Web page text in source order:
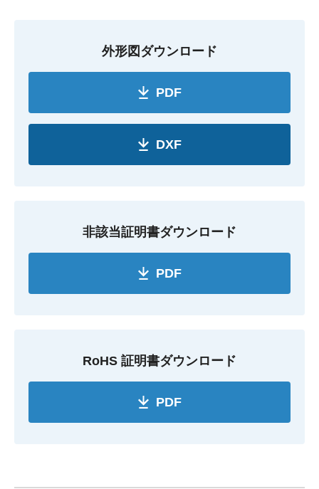
外形図ダウンロード
PDF
DXF
非該当証明書ダウンロード
PDF
RoHS 証明書ダウンロード
PDF